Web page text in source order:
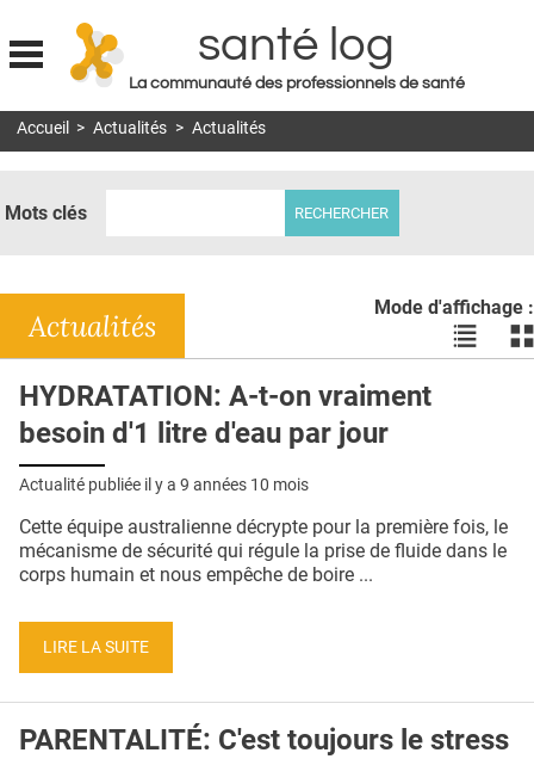
Jump to navigation
santé log
La communauté des professionnels de santé
MON COMPTE
DOSSIERS
RÉSEAUX
E-REVUE SAD
QUI SOMMES-NOUS ?
CONDITIONS GÉNÉRALES
CRÉDITS
Accueil > Actualités > Actualités
Mots clés
Mode d'affichage :
Voir
les
les
Actualités
HYDRATATION: A-t-on vraiment
besoin d'1 litre d'eau par jour
Actualité publiée il y a 9 années 10 mois
Cette équipe australienne décrypte pour la première fois, le
mécanisme de sécurité qui régule la prise de fluide dans le
corps humain et nous empêche de boire ...
LIRE LA SUITE
PARENTALITÉ: C'est toujours le stress